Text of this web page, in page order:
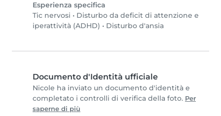
Esperienza specifica
Tic nervosi • Disturbo da deficit di attenzione e
iperattività (ADHD) • Disturbo d'ansia
Documento d'Identità ufficiale
Nicole ha inviato un documento d'identità e
completato i controlli di verifica della foto. Per
saperne di più